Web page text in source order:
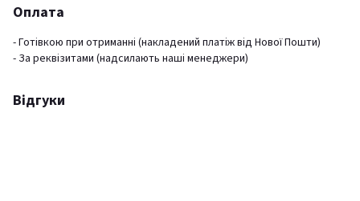
Оплата
- Готівкою при отриманні (накладений платіж від Нової Пошти)
- За реквізитами (надсилають наші менеджери)
Відгуки